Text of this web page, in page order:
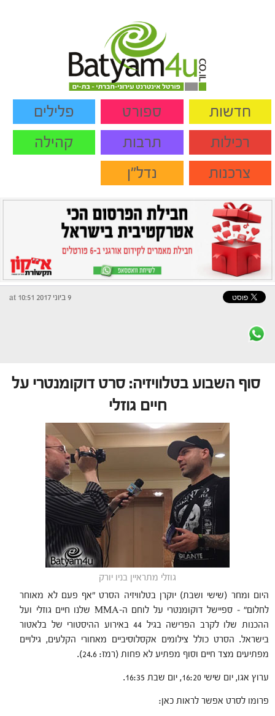
חדשות ספורט
פלילים
רכילות
תרבות
קהילה
צרכנות
נדל"ן
9 ביוני 2017 at 10:51
סוף השבוע בטלוויזיה: סרט דוקומנטרי על
חיים גוזלי
גוזלי מתראיין בניו יורק
היום ומחר (שישי ושבת) יוקרן בטלוויזיה הסרט "אף פעם לא מאוחר
לחלום" – ספיישל דוקומנטרי על לוחם ה-MMA שלנו חיים גוזלי ועל
ההכנות שלו לקרב הפרישה בגיל 44 באירוע ההיסטורי של בלאטור
בישראל. הסרט כולל צילומים אקסלוסיביים מאחורי הקלעים, גילויים
מפתיעים מצד חיים וסוף מפתיע לא פחות (רמז: 24.6).
ערוץ אגו, יום שישי 16:20, יום שבת 16:35.
פרומו לסרט אפשר לראות כאן: